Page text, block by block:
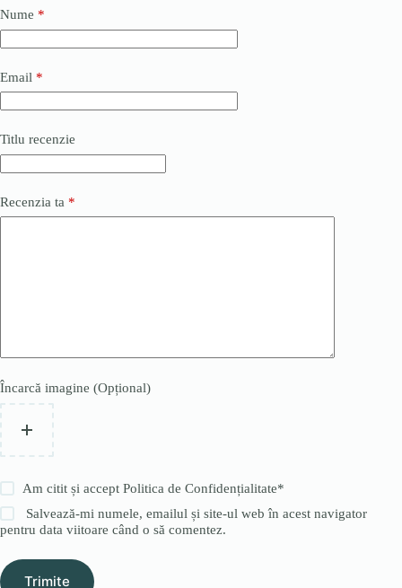
Nume *
Email *
Titlu recenzie
Recenzia ta *
Încarcă imagine (Opțional)
Am citit și acceptPolitica de Confidențialitate*
Salvează-mi numele, emailul și site-ul web în acest navigator
pentru data viitoare când o să comentez.
Trimite